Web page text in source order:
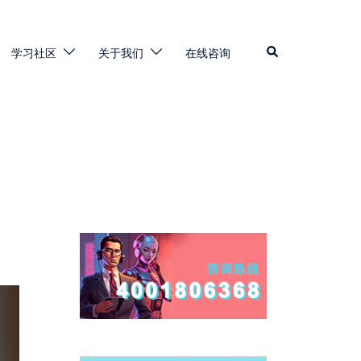
学习社区 关于我们 在线咨询 Search